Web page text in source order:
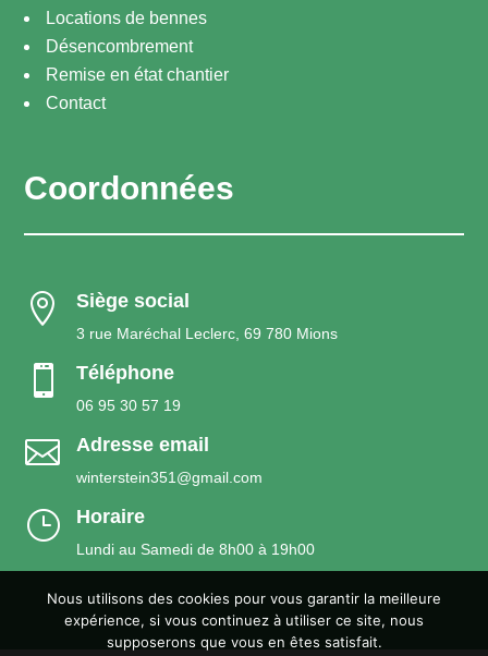
Locations de bennes
Désencombrement
Remise en état chantier
Contact
Coordonnées
 Siège social
3 rue Maréchal Leclerc, 69 780 Mions
 Téléphone
06 95 30 57 19
 Adresse email
winterstein351@gmail.com
} Horaire
Lundi au Samedi de 8h00 à 19h00
Nous utilisons des cookies pour vous garantir la meilleure
expérience, si vous continuez à utiliser ce site, nous
supposerons que vous en êtes satisfait.